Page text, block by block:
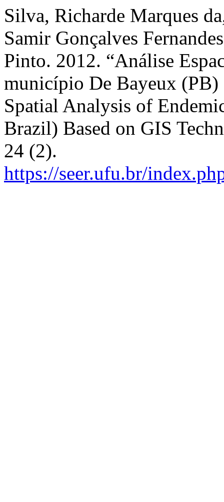
Silva, Richarde Marques
Samir Gonçalves
Pinto. 2012. “Análise
município De Bayeux (PB)
Spatial Analysis of
Brazil) Based on GIS
24 (2).
https://seer.ufu.br/